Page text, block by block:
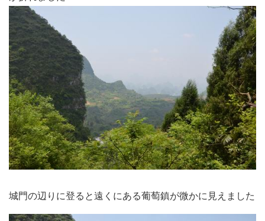
城門の辺りに登ると遠くにある葡萄鎮が微かに見えました